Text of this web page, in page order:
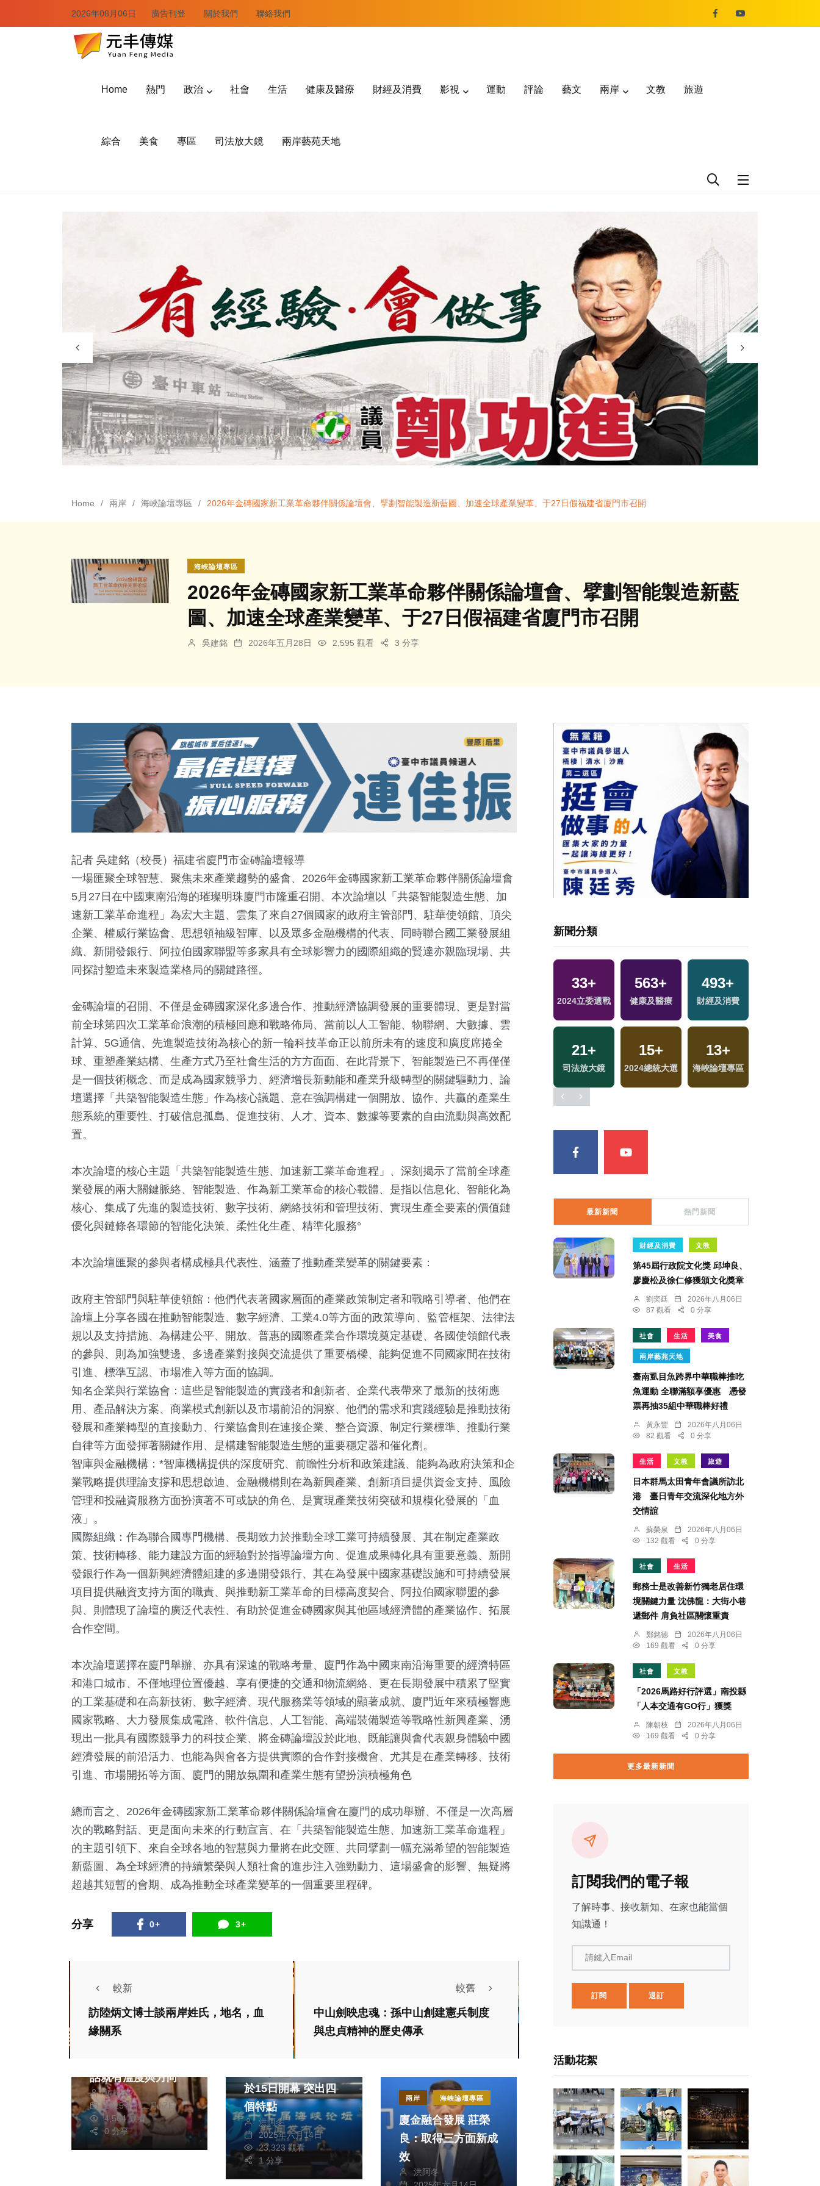
2026年08月06日 廣告刊登 關於我們 聯絡我們
Home 熱門 政治 社會 生活 健康及醫療 財經及消費 影視 運動 評論 藝文 兩岸 文教 旅遊
綜合 美食 專區 司法放大鏡 兩岸藝苑天地
Home 兩岸 海峽論壇專區 2026年金磚國家新工業革命夥伴關係論壇會、擘劃智能製造新藍圖、加速全球產業變革、于27日假福建省廈門市召開
海峽論壇專區
2026年金磚國家新工業革命夥伴關係論壇會、擘劃智能製造新藍
圖、加速全球產業變革、于27日假福建省廈門市召開
吳建銘 2026年五月28日 2,595 觀看 3 分享
記者 吳建銘（校長）福建省廈門市金磚論壇報導
一場匯聚全球智慧、聚焦未來產業趨勢的盛會、2026年金磚國家新工業革命夥伴關係論壇會
5月27日在中國東南沿海的璀璨明珠廈門市隆重召開、本次論壇以「共築智能製造生態、加
速新工業革命進程」為宏大主題、雲集了來自27個國家的政府主管部門、駐華使領館、頂尖
企業、權威行業協會、思想領袖級智庫、以及眾多金融機構的代表、同時聯合國工業發展組
織、新開發銀行、阿拉伯國家聯盟等多家具有全球影響力的國際組織的賢達亦親臨現場、共
同探討塑造未來製造業格局的關鍵路徑。
金磚論壇的召開、不僅是金磚國家深化多邊合作、推動經濟協調發展的重要體現、更是對當
前全球第四次工業革命浪潮的積極回應和戰略佈局、當前以人工智能、物聯網、大數據、雲
計算、5G通信、先進製造技術為核心的新一輪科技革命正以前所未有的速度和廣度席捲全
球、重塑產業結構、生產方式乃至社會生活的方方面面、在此背景下、智能製造已不再僅僅
是一個技術概念、而是成為國家競爭力、經濟增長新動能和產業升級轉型的關鍵驅動力、論
壇選擇「共築智能製造生態」作為核心議題、意在強調構建一個開放、協作、共贏的產業生
態系統的重要性、打破信息孤島、促進技術、人才、資本、數據等要素的自由流動與高效配
置。
本次論壇的核心主題「共築智能製造生態、加速新工業革命進程」、深刻揭示了當前全球產
業發展的兩大關鍵脈絡、智能製造、作為新工業革命的核心載體、是指以信息化、智能化為
核心、集成了先進的製造技術、數字技術、網絡技術和管理技術、實現生產全要素的價值鏈
優化與鏈條各環節的智能化決策、柔性化生產、精準化服務°
本次論壇匯聚的參與者構成極具代表性、涵蓋了推動產業變革的關鍵要素：
政府主管部門與駐華使領館：他們代表著國家層面的產業政策制定者和戰略引導者、他們在
論壇上分享各國在推動智能製造、數字經濟、工業4.0等方面的政策導向、監管框架、法律法
規以及支持措施、為構建公平、開放、普惠的國際產業合作環境奠定基礎、各國使領館代表
的參與、則為加強雙邊、多邊產業對接與交流提供了重要橋樑、能夠促進不同國家間在技術
引進、標準互認、市場准入等方面的協調。
知名企業與行業協會：這些是智能製造的實踐者和創新者、企業代表帶來了最新的技術應
用、產品解決方案、商業模式創新以及市場前沿的洞察、他們的需求和實踐經驗是推動技術
發展和產業轉型的直接動力、行業協會則在連接企業、整合資源、制定行業標準、推動行業
自律等方面發揮著關鍵作用、是構建智能製造生態的重要穩定器和催化劑。
智庫與金融機構：*智庫機構提供的深度研究、前瞻性分析和政策建議、能夠為政府決策和企
業戰略提供理論支撐和思想啟迪、金融機構則在為新興產業、創新項目提供資金支持、風險
管理和投融資服務方面扮演著不可或缺的角色、是實現產業技術突破和規模化發展的「血
液」。
國際組織：作為聯合國專門機構、長期致力於推動全球工業可持續發展、其在制定產業政
策、技術轉移、能力建設方面的經驗對於指導論壇方向、促進成果轉化具有重要意義、新開
發銀行作為一個新興經濟體組建的多邊開發銀行、其在為發展中國家基礎設施和可持續發展
項目提供融資支持方面的職責、與推動新工業革命的目標高度契合、阿拉伯國家聯盟的參
與、則體現了論壇的廣泛代表性、有助於促進金磚國家與其他區域經濟體的產業協作、拓展
合作空間。
本次論壇選擇在廈門舉辦、亦具有深遠的戰略考量、廈門作為中國東南沿海重要的經濟特區
和港口城市、不僅地理位置優越、享有便捷的交通和物流網絡、更在長期發展中積累了堅實
的工業基礎和在高新技術、數字經濟、現代服務業等領域的顯著成就、廈門近年來積極響應
國家戰略、大力發展集成電路、軟件信息、人工智能、高端裝備製造等戰略性新興產業、湧
現出一批具有國際競爭力的科技企業、將金磚論壇設於此地、既能讓與會代表親身體驗中國
經濟發展的前沿活力、也能為與會各方提供實際的合作對接機會、尤其是在產業轉移、技術
引進、市場開拓等方面、廈門的開放氛圍和產業生態有望扮演積極角色
總而言之、2026年金磚國家新工業革命夥伴關係論壇會在廈門的成功舉辦、不僅是一次高層
次的戰略對話、更是面向未來的行動宣言、在「共築智能製造生態、加速新工業革命進程」
的主題引領下、來自全球各地的智慧與力量將在此交匯、共同擘劃一幅充滿希望的智能製造
新藍圖、為全球經濟的持續繁榮與人類社會的進步注入強勁動力、這場盛會的影響、無疑將
超越其短暫的會期、成為推動全球產業變革的一個重要里程碑。
分享 0+ 3+
較新
訪陸炳文博士談兩岸姓氏，地名，血
緣關系
較舊
中山劍映忠魂：孫中山創建憲兵制度
與忠貞精神的歷史傳承
海峽論壇專區 文教
話就有溫度與方向
編輯部
2025年十二月17日
4,564 觀看
0 分享
海峽論壇專區
於15日開幕 突出四
個特點
洪阿冬
2025年六月14日
23,323 觀看
1 分享
兩岸 海峽論壇專區
廈金融合發展 莊榮
良：取得三方面新成
效
洪阿冬
社會 生活
健康及醫療
新聞分類
4+
流專區
運動
化專區
68+
影視
356+
熱門
1411+
社會
33+
2024立委選戰
563+
健康及醫療
493+
財經及消費
21+
司法放大鏡
15+
2024總統大選
13+
海峽論壇專區
1+
兩岸藝苑天地
250+
藝文
71+
美食
1+
2023金鐘獎
71+
兩岸
11+
演唱會
最新新聞 熱門新聞
財經及消費 文教
第45屆行政院文化獎 邱坤良、
廖慶松及徐仁修獲頒文化獎章
劉奕廷
2026年八月06日
87 觀看
0 分享
社會 生活 美食
兩岸藝苑天地
臺南虱目魚跨界中華職棒推吃
魚運動 全聯滿額享優惠 憑發
票再抽35組中華職棒好禮
黃永豐
2026年八月06日
82 觀看
0 分享
生活 文教 旅遊
日本群馬太田青年會議所訪北
港 臺日青年交流深化地方外
交情誼
蘇榮泉
2026年八月06日
132 觀看
0 分享
社會 生活
郵務士是改善新竹獨老居住環
境關鍵力量 沈佛龍：大街小巷
遞郵件 肩負社區關懷重責
鄭銘德
2026年八月06日
169 觀看
0 分享
社會 文教
「2026馬路好行評選」南投縣
「人本交通有GO行」獲獎
陳朝枝
2026年八月06日
169 觀看
0 分享
更多最新新聞
訂閱我們的電子報
了解時事、接收新知、在家也能當個
知識通！
請鍵入Email
訂閱 退訂
活動花絮